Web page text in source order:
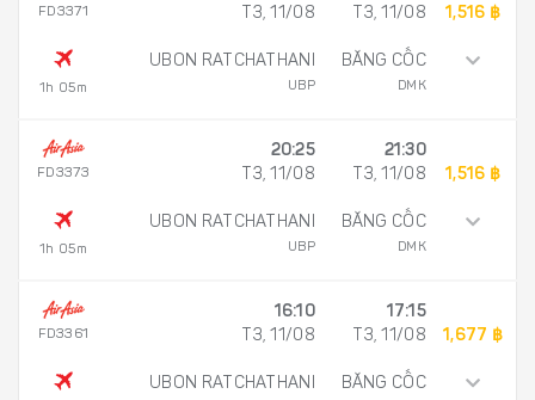
FD3371
1h 05m
T3, 11/08
UBON RATCHATHANI
UBP
T3, 11/08
BĂNG CỐC
DMK
1,516 ฿
FD3373
1h 05m
20:25
T3, 11/08
UBON RATCHATHANI
UBP
21:30
T3, 11/08
BĂNG CỐC
DMK
1,516 ฿
FD3361
16:10
T3, 11/08
UBON RATCHATHANI
17:15
T3, 11/08
BĂNG CỐC
1,677 ฿